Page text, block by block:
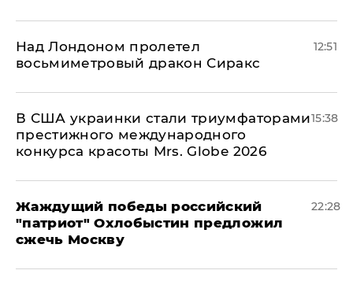
Над Лондоном пролетел
восьмиметровый дракон Сиракс
12:51
В США украинки стали триумфаторами
престижного международного
конкурса красоты Mrs. Globe 2026
15:38
Жаждущий победы российский
"патриот" Охлобыстин предложил
сжечь Москву
22:28